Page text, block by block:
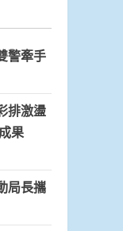
警牽手
排激盪
果
局長攜